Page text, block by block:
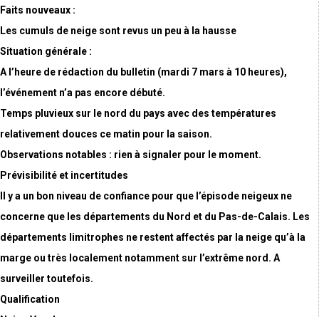
Faits nouveaux :
Les cumuls de neige sont revus un peu à la hausse
Situation générale :
A l’heure de rédaction du bulletin (mardi 7 mars à 10 heures),
l’événement n’a pas encore débuté.
Temps pluvieux sur le nord du pays avec des températures
relativement douces ce matin pour la saison.
Observations notables : rien à signaler pour le moment.
Prévisibilité et incertitudes
Il y a un bon niveau de confiance pour que l’épisode neigeux ne
concerne que les départements du Nord et du Pas-de-Calais. Les
départements limitrophes ne restent affectés par la neige qu’à la
marge ou très localement notamment sur l’extrême nord. A
surveiller toutefois.
Qualification